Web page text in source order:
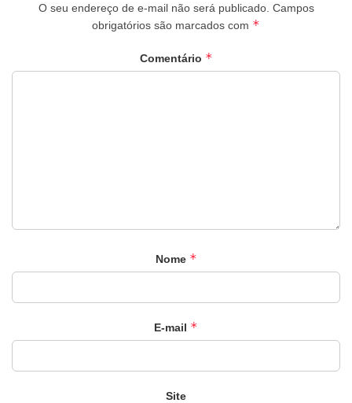
O seu endereço de e-mail não será publicado. Campos
obrigatórios são marcados com *
Comentário *
Nome *
E-mail *
Site